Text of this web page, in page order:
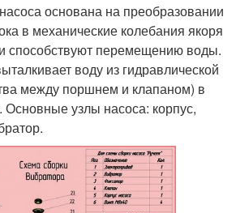
основана на преобразовании
в механические колебания якоря
способствуют перемещению воды.
воду из гидравлической
между поршнем и клапаном) в
Основные узлы насоса: корпус,